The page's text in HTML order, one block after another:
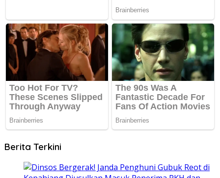
Berita Terkini